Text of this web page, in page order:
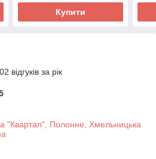
Купити
відгуків за рік
"Квартал", Полонне, Хмельницька